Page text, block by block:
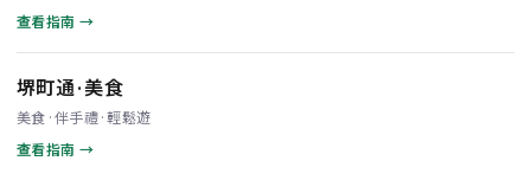
查看指南 →
堺町通·美食
美食·伴手禮·輕鬆遊
查看指南 →